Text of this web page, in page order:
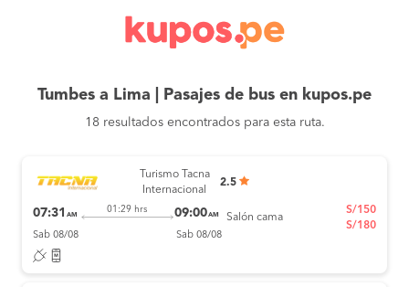
Tumbes a Lima | Pasajes de bus en kupos.pe
18 resultados encontrados para esta ruta.
Turismo Tacna
Internacional
2.5
07:31 AM
01:29 hrs 09:00AM
Sab 08/08 Sab 08/08
Salón cama
S/150
S/180